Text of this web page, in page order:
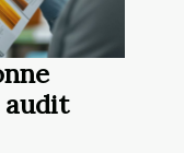
audit